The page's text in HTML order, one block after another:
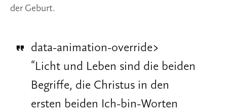
der Geburt.
data-animation-override>
“ Licht und Leben sind die beiden
Begriffe, die Christus in den
ersten beiden Ich-bin-Worten